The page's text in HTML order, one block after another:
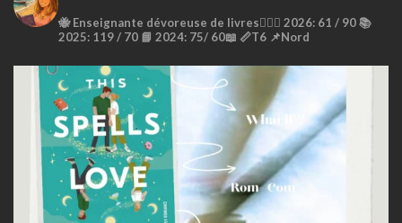
🐝Enseignante dévoreuse de livres🙇🏼‍♀️ 2026: 61 / 90 📚
2025: 119 / 70 📘 2024: 75/ 60📖 📏T6 📌Nord